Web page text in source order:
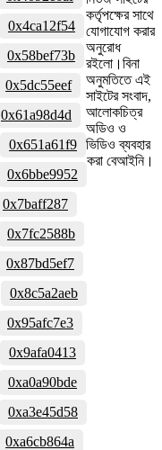
0x4ca12f54
0x58bef73b
0x5dc55eef
0x61a98d4d
0x651a61f9
0x6bbe9952
0x7baff287
0x7fc2588b
0x87bd5ef7
0x8c5a2aeb
0x95afc7e3
0x9afa0413
0xa0a90bde
0xa3e45d58
0xa6cb864a
কর্তৃপক্ষের সাথে
যোগাযোগ করার
অনুরোধ
রইলো।বিনা
অনুমতিতে এই
সাইটের সংবাদ,
আলোকচিত্র
অডিও ও
ভিডিও ব্যবহার
করা বেআইনি।